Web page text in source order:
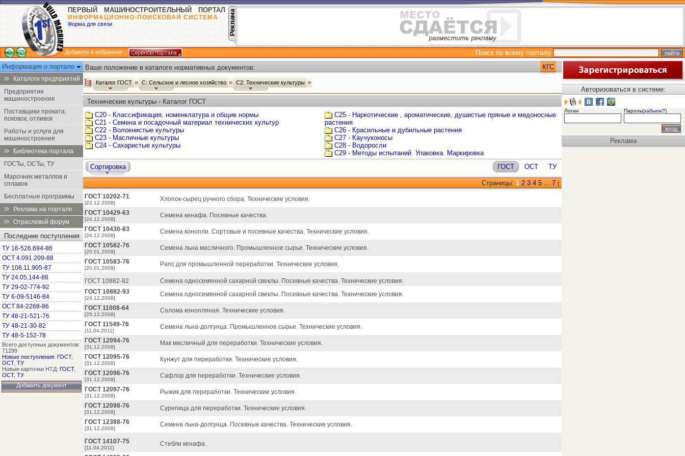
ПЕРВЫЙ МАШИНОСТРОИТЕЛЬНЫЙ ПОРТАЛ
ИНФОРМАЦИОННО-ПОИСКОВАЯ СИСТЕМА
Форма для связи
Добавить в избранное
Поиск по всему порталу
Информация о портале
Каталоги предприятий
Предприятия
машиностроения
Поставщики проката,
поковок, отливок
Работы и услуги для
машиностроения
Библиотека портала
ГОСТы, ОСТы, ТУ
Марочник металлов и
сплавов
Бесплатные программы
Реклама на портале
Отраслевой форум
Последние поступления
ТУ 16-526.694-86
ОСТ 4.091.209-88
ТУ 108.11.905-87
ТУ 24.05.144-88
ТУ 29-02-774-92
ТУ 6-09-5146-84
ОСТ 84-2268-86
ТУ 48-21-521-76
ТУ 48-21-30-82
ТУ 48-5-152-78
Всего доступных документов:
71299
Новые поступления: ГОСТ,
ОСТ, ТУ
Новые карточки НТД: ГОСТ,
ОСТ, ТУ
Добавить документ
Ваше положение в каталоге нормативных документов: КГС
Каталог ГОСТ С: Сельское и лесное хозяйство С2: Технические культуры
Технические культуры - Каталог ГОСТ
С20 - Классификация, номенклатура и общие нормы
С21 - Семена и посадочный материал технических культур
С22 - Волокнистые культуры
С23 - Масличные культуры
С24 - Сахаристые культуры
С25 - Наркотические , ароматические, душистые пряные и медоносные
растения
С26 - Красильные и дубильные растения
С27 - Каучуконосы
С28 - Водоросли
С29 - Методы испытаний. Упаковка. Маркировка
Сортировка
ГОСТ ОСТ ТУ
Страницы: 1 2 3 4 5 ... 7
ГОСТ 10202-71
[22.12.2008]
Хлопок-сырец ручного сбора. Технические условия.
ГОСТ 10429-63
[24.12.2008]
Семена кенафа. Посевные качества.
ГОСТ 10430-83
[24.12.2008]
Семена конопли. Сортовые и посевные качества. Технические условия.
ГОСТ 10582-76
[20.01.2009]
Семена льна масличного. Промышленное сырье. Технические условия.
ГОСТ 10583-76
[20.01.2009]
Рапс для промышленной переработки. Технические условия.
ГОСТ 10882-82
Семена односемянной сахарной свеклы. Посевные качества. Технические условия.
ГОСТ 10882-93
[24.12.2008]
Семена односемянной сахарной свеклы. Посевные качества. Технические условия.
ГОСТ 11008-64
[25.12.2008]
Солома конопляная. Технические условия.
ГОСТ 11549-76
[11.04.2011]
Семена льна-долгунца. Промышленное сырье. Технические условия.
ГОСТ 12094-76
[31.12.2008]
Мак масличный для переработки. Технические условия.
ГОСТ 12095-76
[31.12.2008]
Кунжут для переработки. Технические условия.
ГОСТ 12096-76
[31.12.2008]
Сафлор для переработки. Технические условия.
ГОСТ 12097-76
[31.12.2008]
Рыжик для переработки. Технические условия.
ГОСТ 12098-76
[31.12.2008]
Сурепица для переработки. Технические условия.
ГОСТ 12388-76
[31.12.2008]
Семена льна-долгунца. Посевные качества. Технические условия.
ГОСТ 14107-75
[11.04.2011]
Стебли кенафа.
Авторизоваться в системе:
Логин Пароль(забыли?)
Реклама